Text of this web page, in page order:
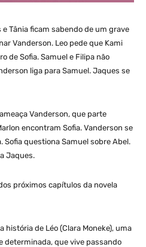
e Tânia ficam sabendo de um grave
Vanderson. Leo pede que Kami
de Sofia. Samuel e Filipa não
liga para Samuel. Jaques se
Vanderson, que parte
encontram Sofia. Vanderson se
Sofia questiona Samuel sobre Abel.
Jaques.
próximos capítulos da novela
história de Léo (Clara Moneke), uma
determinada, que vive passando